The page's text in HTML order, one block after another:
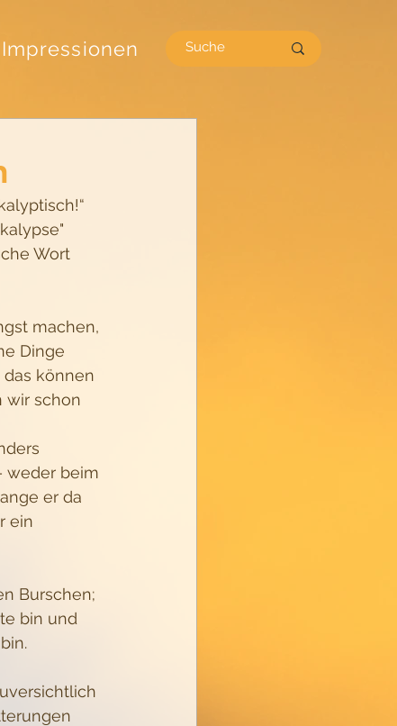
Impressionen
Wort
machen,
Dinge
können
wir schon
weder beim
er da
ein
Burschen;
bin und